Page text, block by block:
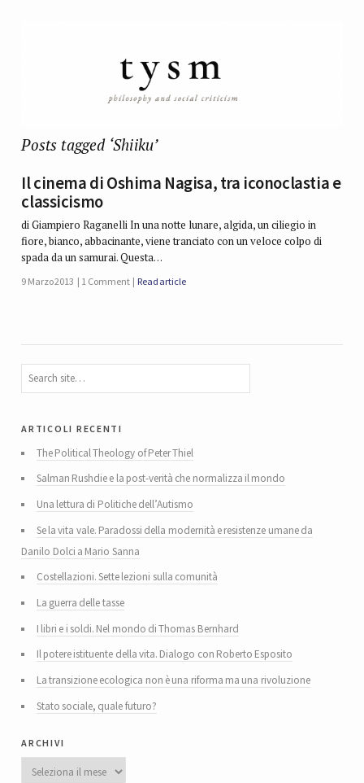
Posts tagged ‘Shiiku’
Il cinema di Oshima Nagisa, tra iconoclastia e
classicismo
di Giampiero Raganelli In una notte lunare, algida, un ciliegio in
fiore, bianco, abbacinante, viene tranciato con un veloce colpo di
spada da un samurai. Questa…
9 Marzo 2013 1 Comment Read article
articoli recenti
The Political Theology of Peter Thiel
Salman Rushdie e la post-verità che normalizza il mondo
Una lettura di Politiche dell’Autismo
Se la vita vale. Paradossi della modernità e resistenze umane da
Danilo Dolci a Mario Sanna
Costellazioni. Sette lezioni sulla comunità
La guerra delle tasse
I libri e i soldi. Nel mondo di Thomas Bernhard
Il potere istituente della vita. Dialogo con Roberto Esposito
La transizione ecologica non è una riforma ma una rivoluzione
Stato sociale, quale futuro?
archivi
Archivi